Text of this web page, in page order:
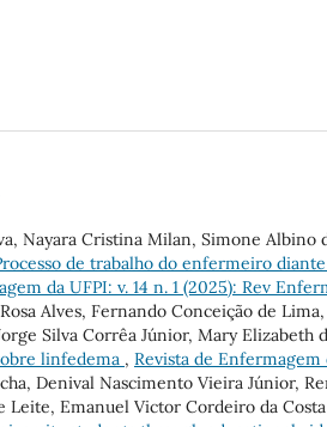
Nayara Cristina Milan, Simone Albino
de trabalho do enfermeiro
da UFPI: v. 14 n. 1 (2025): Rev
Alves, Fernando Conceição de
Silva Corrêa Júnior, Mary Elizabeth
linfedema , Revista de Enfermagem
Denival Nascimento Vieira Júnior,
Leite, Emanuel Victor Cordeiro da